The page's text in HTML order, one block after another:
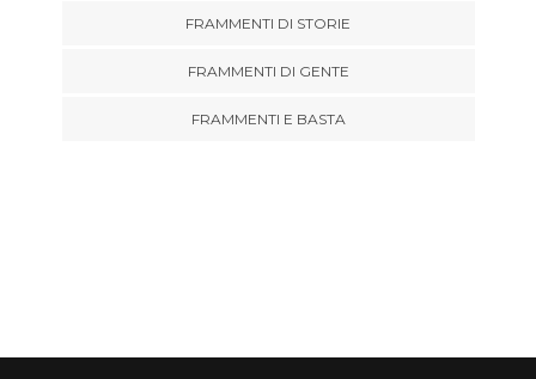
FRAMMENTI DI STORIE
FRAMMENTI DI GENTE
FRAMMENTI E BASTA